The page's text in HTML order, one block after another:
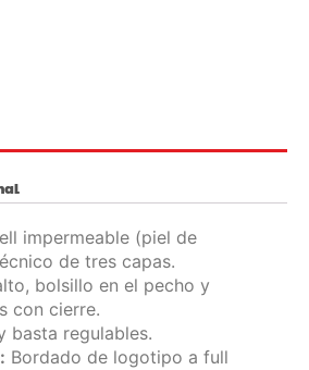
impermeable (piel de
de tres capas.
bolsillo en el pecho y
con cierre.
basta regulables.
Bordado de logotipo a full